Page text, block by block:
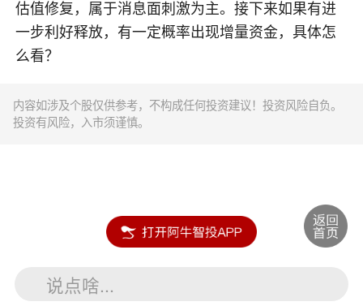
估值修复，属于消息面刺激为主。接下来如果有进
一步利好释放，有一定概率出现增量资金，具体怎
么看？
内容如涉及个股仅供参考，不构成任何投资建议！投资风险自负。
投资有风险，入市须谨慎。
说点啥...